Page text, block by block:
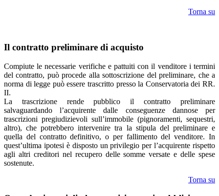
Torna su
Il contratto preliminare di acquisto
Compiute le necessarie verifiche e pattuiti con il venditore i termini
del contratto, può procede alla sottoscrizione del preliminare, che a
norma di legge può essere trascritto presso la Conservatoria dei RR.
II.
La trascrizione rende pubblico il contratto preliminare
salvaguardando l’acquirente dalle conseguenze dannose per
trascrizioni pregiudizievoli sull’immobile (pignoramenti, sequestri,
altro), che potrebbero intervenire tra la stipula del preliminare e
quella del contratto definitivo, o per fallimento del venditore. In
quest’ultima ipotesi è disposto un privilegio per l’acquirente rispetto
agli altri creditori nel recupero delle somme versate e delle spese
sostenute.
Torna su